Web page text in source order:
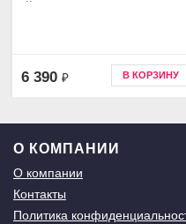
6 390 ₽ В КОРЗИНУ
О КОМПАНИИ
О компании
Контакты
Политика